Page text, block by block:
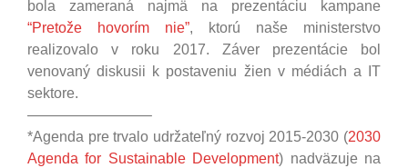
bola zameraná najmä na prezentáciu kampane
“Pretože hovorím nie”, ktorú naše ministerstvo
realizovalo v roku 2017. Záver prezentácie bol
venovaný diskusii k postaveniu žien v médiách a IT
sektore.
————————–
*Agenda pre trvalo udržateľný rozvoj 2015-2030 (2030
Agenda for Sustainable Development) nadväzuje na